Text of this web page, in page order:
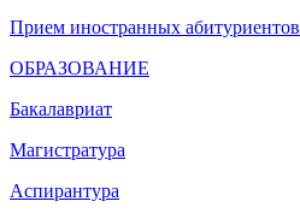
Прием иностранных абитуриентов
ОБРАЗОВАНИЕ
Бакалавриат
Магистратура
Аспирантура